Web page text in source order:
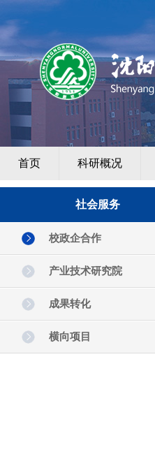
首页 科研概况
社会服务
校政企合作
产业技术研究院
成果转化
横向项目